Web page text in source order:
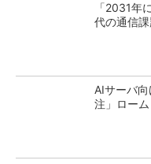
「2031
代の通信課
AIサーバ
注」ローム